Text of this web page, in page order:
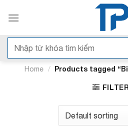
qua
dungSearch
Home / Products tagged
FILTER